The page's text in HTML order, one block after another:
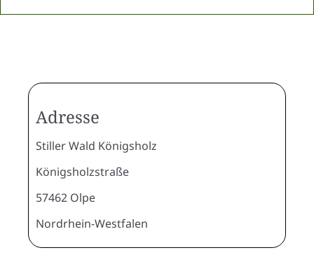
Adresse
Stiller Wald Königsholz
Königsholzstraße
57462 Olpe
Nordrhein-Westfalen